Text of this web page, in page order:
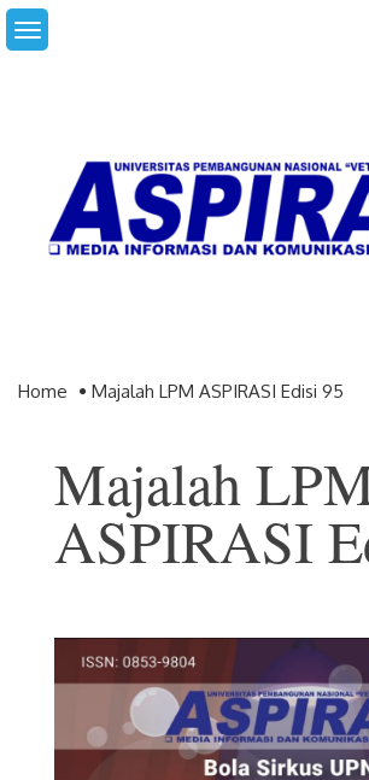
Skip
to
Home Majalah LPM ASPIRASI Edisi 95
Majalah
ASPIRASI